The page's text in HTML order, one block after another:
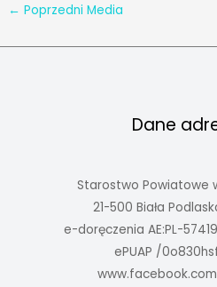
← Poprzedni Media
Dane
Starostwo Powiatowe
21-500 Biała
e-doręczenia AE:PL-
ePUAP /